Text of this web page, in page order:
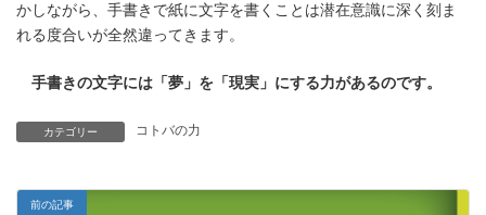
かしながら、手書きで紙に文字を書くことは潜在意識に深く刻ま
れる度合いが全然違ってきます。
手書きの文字には「夢」を「現実」にする力があるのです。
カテゴリー コトバの力
前の記事